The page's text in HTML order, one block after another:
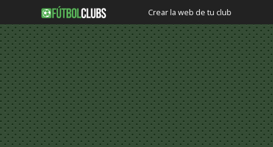
Crear la web de tu club